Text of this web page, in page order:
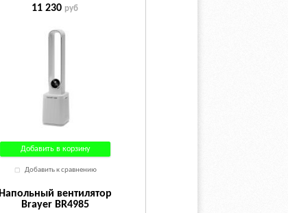
11 230 руб
Добавить в корзину
Добавить к сравнению
Напольный вентилятор
Brayer BR4985